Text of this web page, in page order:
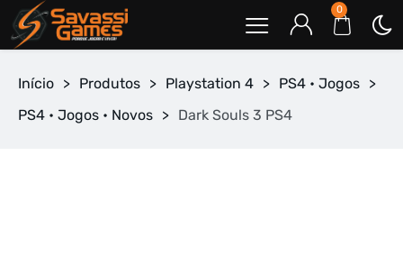
0
Início > Produtos > Playstation 4 > PS4 • Jogos >
PS4 • Jogos • Novos > Dark Souls 3 PS4